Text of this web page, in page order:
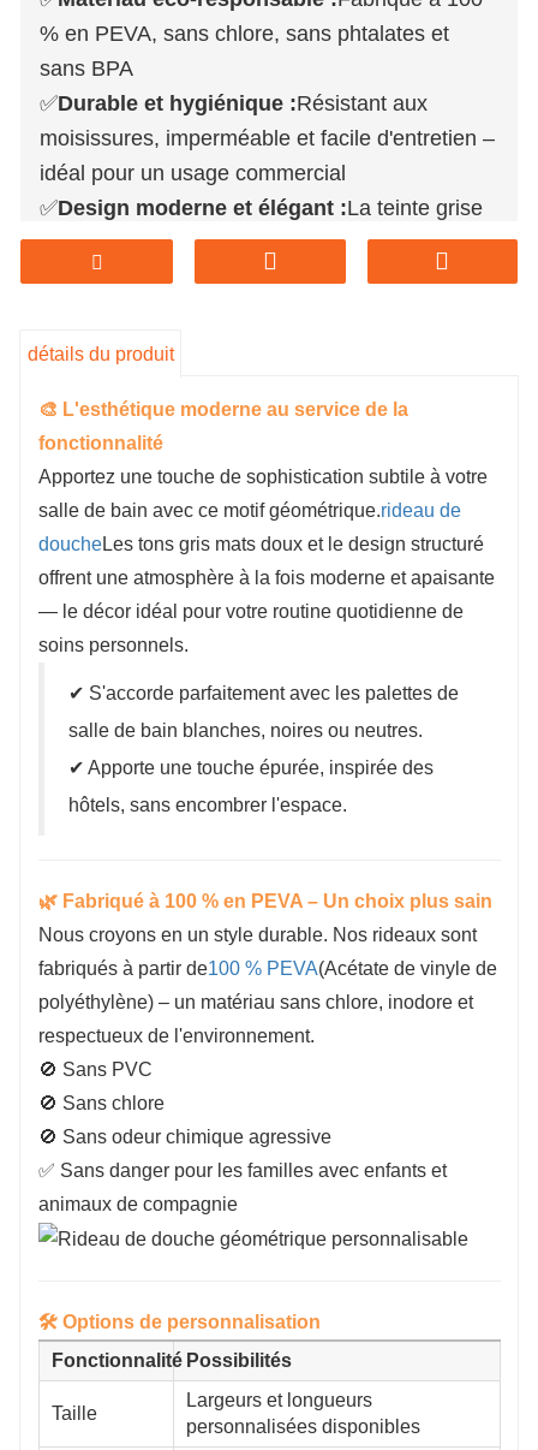
% en PEVA, sans chlore, sans phtalates et
sans BPA
✅Durable et hygiénique :Résistant aux
moisissures, imperméable et facile d'entretien –
idéal pour un usage commercial
✅Design moderne et élégant :La teinte grise
minimaliste s'harmonise avec une grande
variété d'intérieurs de salles de bains.
d'impression, d'emballage, de taille, d'épaisseur
✅ Prix ​​direct usine :Tarifs B2B compétitifs,
quantité minimale de commande flexible et
délai de réponse rapide
Nous pouvons personnaliser tous les produits en
fonction de vos spécifications et exigences.
Tout est négociable. N'hésitez pas à nous contacter.
détails du produit
🎨 L'esthétique moderne au service de la
fonctionnalité
Apportez une touche de sophistication subtile à votre
salle de bain avec ce motif géométrique.rideau de
doucheLes tons gris mats doux et le design structuré
offrent une atmosphère à la fois moderne et apaisante
— le décor idéal pour votre routine quotidienne de
soins personnels.
✔ S'accorde parfaitement avec les palettes de
salle de bain blanches, noires ou neutres.
✔ Apporte une touche épurée, inspirée des
hôtels, sans encombrer l'espace.
🌿 Fabriqué à 100 % en PEVA – Un choix plus sain
Nous croyons en un style durable. Nos rideaux sont
fabriqués à partir de100 % PEVA(Acétate de vinyle de
polyéthylène) – un matériau sans chlore, inodore et
respectueux de l'environnement.
🚫 Sans PVC
🚫 Sans chlore
🚫 Sans odeur chimique agressive
✅ Sans danger pour les familles avec enfants et
animaux de compagnie
🛠️ Options de personnalisation
Fonctionnalité Possibilités
Taille
Largeurs et longueurs
personnalisées disponibles